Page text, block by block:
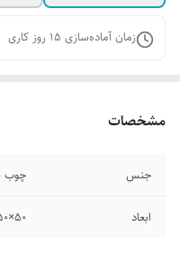
زمان آماده‌سازی 15 روز کاری
مشخصات
جنس چوب
ابعاد ۵۰×۵۰